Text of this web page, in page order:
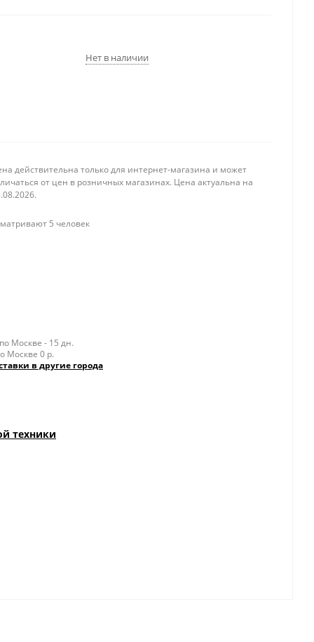
Нет в наличии
действительна только для интернет-магазина и может
от цен в розничных магазинах. Цена актуальна на
5 человек
Москве - 15 дн.
Москве 0 р.
в другие города
техники